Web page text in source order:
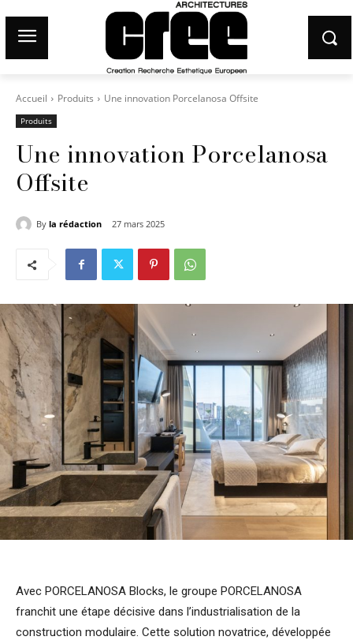
Accueil Produits Une innovation Porcelanosa Offsite
Produits
Une innovation Porcelanosa
Offsite
By la rédaction 27 mars 2025
Avec PORCELANOSA Blocks, le groupe PORCELANOSA
franchit une étape décisive dans l’industrialisation de la
construction modulaire. Cette solution novatrice, développée